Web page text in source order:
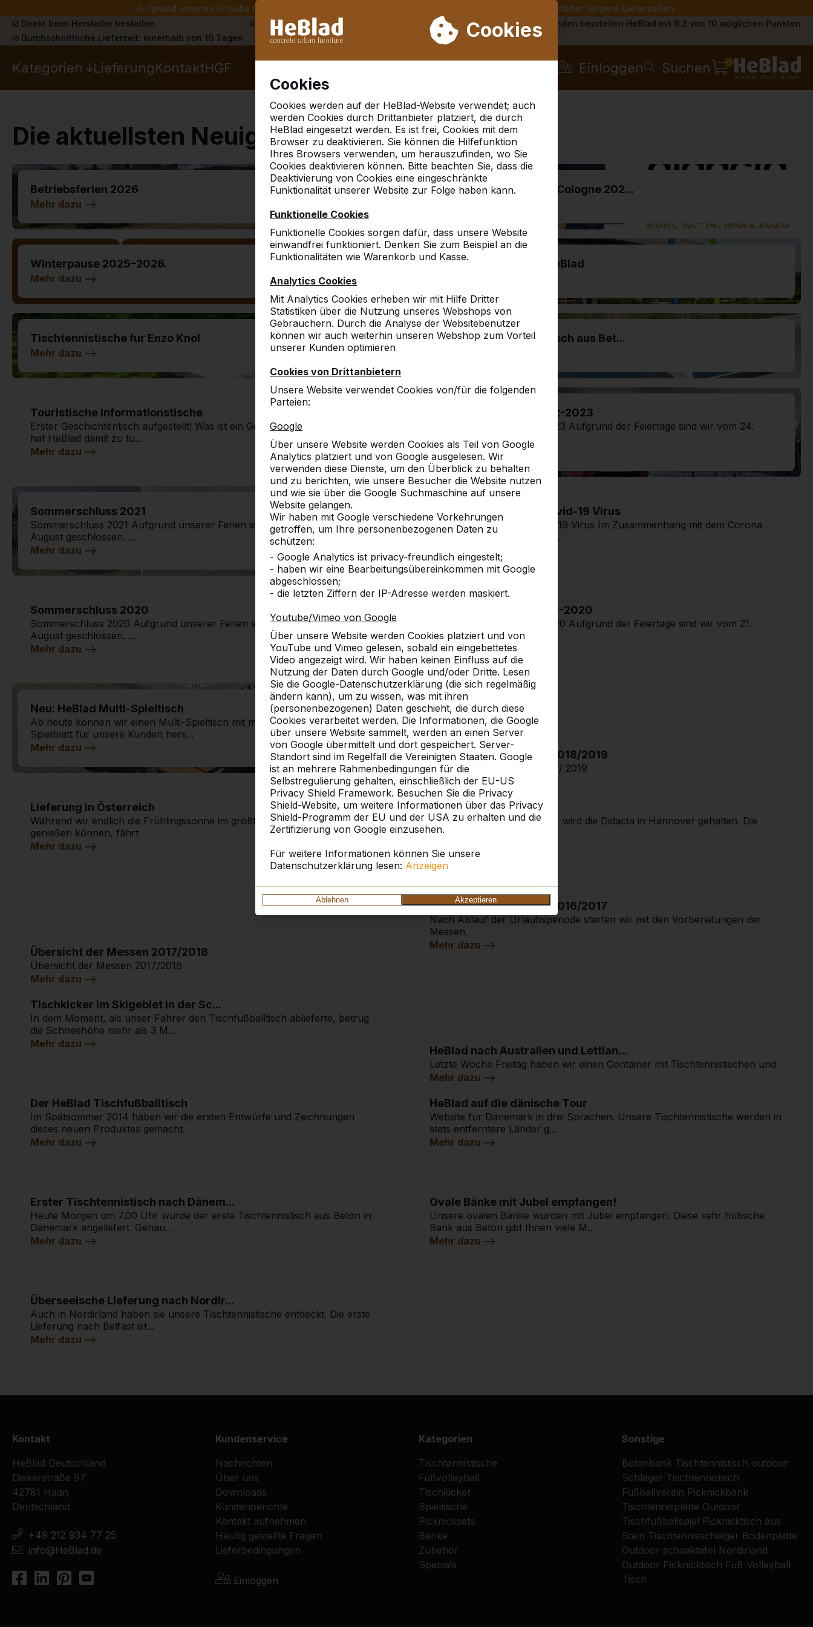
Aufgrund unseres Urlaubs liefern wir von Woche 31 bis Woche 33 nicht. Bitte berücksichtigen Sie daher längere Lieferzeiten.
Cookies
Cookies
Cookies werden auf der HeBlad-Website verwendet; auch
werden Cookies durch Drittanbieter platziert, die durch
HeBlad eingesetzt werden. Es ist frei, Cookies mit dem
Browser zu deaktivieren. Sie können die Hilfefunktion
Ihres Browsers verwenden, um herauszufinden, wo Sie
Cookies deaktivieren können. Bitte beachten Sie, dass die
Deaktivierung von Cookies eine eingeschränkte
Funktionalität unserer Website zur Folge haben kann.
Funktionelle Cookies
Funktionelle Cookies sorgen dafür, dass unsere Website
einwandfrei funktioniert. Denken Sie zum Beispiel an die
Funktionalitäten wie Warenkorb und Kasse.
Analytics Cookies
Mit Analytics Cookies erheben wir mit Hilfe Dritter
Statistiken über die Nutzung unseres Webshops von
Gebrauchern. Durch die Analyse der Websitebenutzer
können wir auch weiterhin unseren Webshop zum Vorteil
unserer Kunden optimieren
Cookies von Drittanbietern
Unsere Website verwendet Cookies von/für die folgenden
Parteien:
Google
Über unsere Website werden Cookies als Teil von Google
Analytics platziert und von Google ausgelesen. Wir
verwenden diese Dienste, um den Überblick zu behalten
und zu berichten, wie unsere Besucher die Website nutzen
und wie sie über die Google Suchmaschine auf unsere
Website gelangen.
Wir haben mit Google verschiedene Vorkehrungen
getroffen, um Ihre personenbezogenen Daten zu
schützen:
- Google Analytics ist privacy-freundlich eingestelt;
- haben wir eine Bearbeitungsübereinkommen mit Google
abgeschlossen;
- die letzten Ziffern der IP-Adresse werden maskiert.
Youtube/Vimeo von Google
Über unsere Website werden Cookies platziert und von
YouTube und Vimeo gelesen, sobald ein eingebettetes
Video angezeigt wird. Wir haben keinen Einfluss auf die
Nutzung der Daten durch Google und/oder Dritte. Lesen
Sie die Google-Datenschutzerklärung (die sich regelmäßig
ändern kann), um zu wissen, was mit ihren
(personenbezogenen) Daten geschieht, die durch diese
Cookies verarbeitet werden. Die Informationen, die Google
über unsere Website sammelt, werden an einen Server
von Google übermittelt und dort gespeichert. Server-
Standort sind im Regelfall die Vereinigten Staaten. Google
ist an mehrere Rahmenbedingungen für die
Selbstregulierung gehalten, einschließlich der EU-US
Privacy Shield Framework. Besuchen Sie die Privacy
Shield-Website, um weitere Informationen über das Privacy
Shield-Programm der EU und der USA zu erhalten und die
Zertifizierung von Google einzusehen.
Für weitere Informationen können Sie unsere
Datenschutzerklärung lesen: Anzeigen
Ablehnen Akzeptieren
Direkt beim Hersteller bestellen Schon mehr als 30.000 Produkten verkauft
Kunden beurteilen HeBlad mit 9.3 von 10 möglichen Punkten
Durchschnittliche Lieferzeit: innerhalb von 10 Tagen
Kategorien LieferungKontaktHGF Einloggen Suchen 0
Die aktuellsten Neuigkeiten
Betriebsferien 2026
Mehr dazu -->
HeBlad auf der Didacta Cologne 202...
Winterpause 2025–2026.
Mehr dazu -->
Tage der offenen Tür HeBlad
Tischtennistische fur Enzo Knol
Mehr dazu -->
Niedriger Tischtennistisch aus Bet...
Touristische Informationstische
Erster Geschichtentisch aufgestellt! Was ist ein Geschichtentisch? Und was
hat HeBlad damit zu tu...
Mehr dazu -->
Winter Schließung 2022-2023
Winter Schließung 2022-2023 Aufgrund der Feiertage sind wir vom 24.
Dezember bis 8. Jan...
Mehr dazu -->
Sommerschluss 2021
Sommerschluss 2021 Aufgrund unserer Ferien sind wir vom 31. Juli bis 22.
August geschlossen. ...
Mehr dazu -->
Maßnahmen Corona Covid-19 Virus
Maßnahmen Corona Covid-19 Virus Im Zusammenhang mit dem Corona
Covid-19 Virus bitten wir Si...
Mehr dazu -->
Sommerschluss 2020
Sommerschluss 2020 Aufgrund unserer Ferien sind wir vom 25. Juli bis 16.
August geschlossen. ...
Mehr dazu -->
Winter Schließung 2019-2020
Winter Schließung 2019-2020 Aufgrund der Feiertage sind wir vom 21.
Dezember bis 5. Jan...
Mehr dazu -->
Neu: HeBlad Multi-Spieltisch
Ab heute können wir einen Multi-Spieltisch mit mehreren Spielen im
Spielblatt für unsere Kunden hers...
Mehr dazu -->
Übersicht der Messen 2018/2019
Übersicht der Messen 2018 / 2019
Mehr dazu -->
Lieferung in Österreich
Während wir endlich die Frühlingssonne im größten Teil des Landes
genießen können, fährt
Mehr dazu -->
Didacta 2018
Didacta 2018 In diesem Jahr wird die Didacta in Hannover gehalten. Die
jährlich wiederkehre...
Übersicht der Messen 2017/2018
Übersicht der Messen 2017/2018
Mehr dazu -->
Übersicht der Messen 2016/2017
Nach Ablauf der Urlaubsperiode starten wir mit den Vorbereitungen der
Messen.
Mehr dazu -->
Tischkicker im Skigebiet in der Sc...
In dem Moment, als unser Fahrer den Tischfußballtisch ablieferte, betrug
die Schneehöhe mehr als 3 M...
Mehr dazu -->
HeBlad nach Australien und Lettlan...
Letzte Woche Freitag haben wir einen Container mit Tischtennistischen und
Mehr dazu -->
Der HeBlad Tischfußballtisch
Im Spätsommer 2014 haben wir die ersten Entwürfe und Zeichnungen
dieses neuen Produktes gemacht.
Mehr dazu -->
HeBlad auf die dänische Tour
Website für Dänemark in drei Sprachen. Unsere Tischtennistische werden in
stets entferntere Länder g...
Mehr dazu -->
Erster Tischtennistisch nach Dänem...
Heute Morgen um 7.00 Uhr wurde der erste Tischtennistisch aus Beton in
Dänemark angeliefert. Genau…
Mehr dazu -->
Ovale Bänke mit Jubel empfangen!
Unsere ovalen Bänke wurden mit Jubel empfangen. Diese sehr hübsche
Bank aus Beton gibt Ihnen viele M...
Mehr dazu -->
Überseeische Lieferung nach Nordir...
Auch in Nordirland haben sie unsere Tischtennistische entdeckt. Die erste
Lieferung nach Belfast ist...
Mehr dazu -->
Kontakt
HeBlad Deutschland
Diekerstraße 97
42781 Haan
Deutschland
+49 212 934 77 25
info@HeBlad.de
Kundenservice
Nachrichten
Über uns
Downloads
Kundenberichte
Kontakt aufnehmen
Häufig gestellte Fragen
Lieferbedingungen
Einloggen
Kategorien
Tischtennistische
Fußvolleyball
Tischkicker
Spieltische
Picknicksets
Bänke
Zubehör
Specials
Sonstige
Betonbank Tischtennistisch outdoor
Schläger Tischtennistisch
Fußballverein Picknickbank
Tischtennisplatte Outdoor
Tischfußballspiel Picknicktisch aus
Stein Tischtennisschläger Bodenplatte
Outdoor schaaktafel Nordirland
Outdoor Picknicktisch Fuß-Volleyball
Tisch